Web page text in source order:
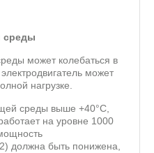
среды
может колебаться в
может
нагрузке.
среды выше +40°С,
на уровне 1000
должна быть понижена,